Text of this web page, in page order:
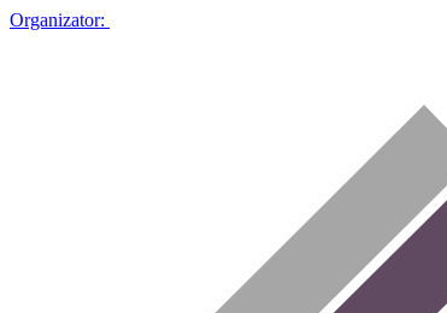
Organizator: